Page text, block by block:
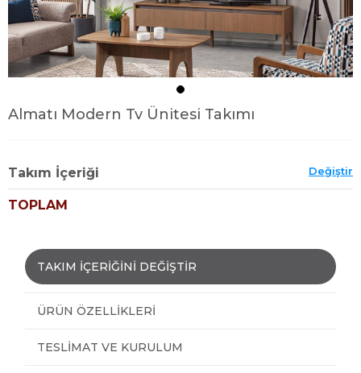
Almatı Modern Tv Ünitesi Takımı
Takım İçeriği Değiştir
TOPLAM
TAKIM İÇERİĞİNİ DEĞİŞTİR
ÜRÜN ÖZELLIKLERI
TESLIMAT VE KURULUM